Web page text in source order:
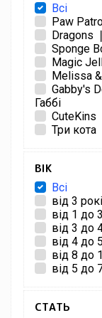
Всі
Paw
Dragons
Sponge
Magic
Melissa
Gabby's
Габбі
CuteKins
Три кота
ВІК
Всі
від 3
від 1 до
від 3 до
від 4 до
від 8 до
від 5 до
СТАТЬ